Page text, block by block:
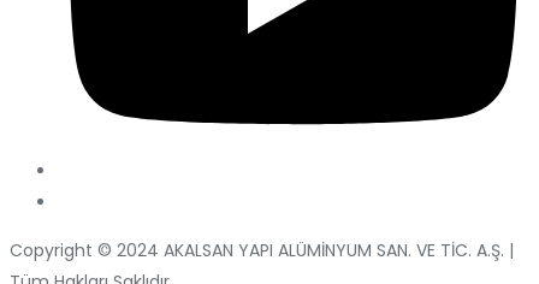
Copyright © 2024 AKALSAN YAPI ALÜMİNYUM SAN. VE TİC. A.Ş. |